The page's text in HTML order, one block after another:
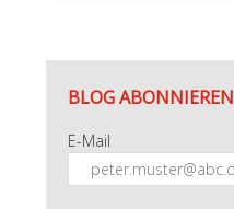
BLOG ABONNIEREN
E-Mail